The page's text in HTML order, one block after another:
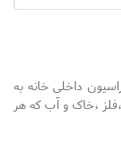
داخلی خانه به
،خاک و آب که هر